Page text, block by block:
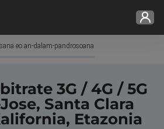
eo an-dalam-pandrosoana
3G / 4G / 5G
Santa Clara
Etazonia